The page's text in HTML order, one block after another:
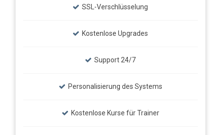
SSL-Verschlüsselung
Kostenlose Upgrades
Support 24/7
Personalisierung des Systems
Kostenlose Kurse für Trainer